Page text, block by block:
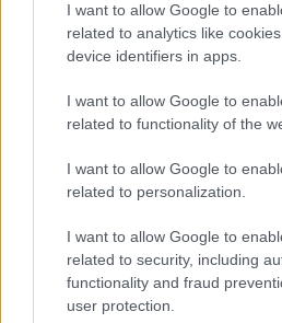
I want to allow Google to
related to analytics like
device identifiers in apps.
I want to allow Google to
related to functionality of the
I want to allow Google to
related to personalization.
I want to allow Google to
related to security, including
functionality and fraud
user protection.
Θερμοκρασία: Από 23 έως
ΠΡΟΓΝΩΣΗ ΓΙΑ ΤΟ ΣΑΒΒΑΤΟ
Γενικά αίθριος καιρός με
νεφώσεις στα βόρεια
Οι άνεμοι θα πνέουν στα
ασθενείς και πρόσκαιρα τις